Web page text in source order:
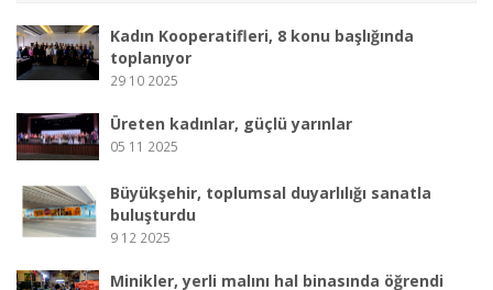
Kadın Kooperatifleri, 8 konu başlığında
toplanıyor
29 10 2025
Üreten kadınlar, güçlü yarınlar
05 11 2025
Büyükşehir, toplumsal duyarlılığı sanatla
buluşturdu
9 12 2025
Minikler, yerli malını hal binasında öğrendi